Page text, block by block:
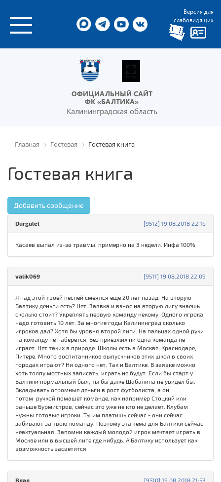
Версия для
слабовидящих
ОФИЦИАЛЬНЫЙ САЙТ
ФК «БАЛТИКА»
Калининградская область
Главная Гостевая Гостевая книга
Гостевая книга
Добавить сообщение
[9512] 19.08.2018 22:16
Durgulel
Касаев выпал из-за травмы, примерно на 3 недели. Инфа 100%
[9511] 19.08.2018 22:09
valik069
Я над этой твоей песней смеялся еще 20 лет назад. На вторую
Балтику деньги есть? Нет. Заявка и взнос на вторую лигу знаешь
сколько стоит? Укреплять первую команду некому. Одного игрока
надо готовить 10 лет. За многие годы Калининград сколько
игроков дал? Хотя бы уровня второй лиги. На пальцах одной руки
на команду не наберётся. Без приезжих ни одна команда не
играет. Нет таких в природе. Школы есть в Москве, Краснодаре,
Питере. Много воспитанников выпускников этих школ в своих
городах играют? Ни одного нет. Так и Балтике. В заявке можно
хоть толпу местных записать, играть не будут. Если бы старт у
Балтики нормальный был, ты бы даже Шабалина не увидел бы.
Вкладывать огромные деньги в рост футболиста, а он
потом ручкой помашет команде, как например Стоцкий или
раньше Бурмистров, сейчас это уже не кто не делает. Клубам
нужны готовые игроки. Ты им платишь сейчас - они сейчас
забивают за твою команду. Поэтому эта тема для Балтики сейчас
неактуальная. Запомни каждый молодой игрок мечтает играть в
Москве или в высшей лиге где нибудь. А Балтику использует как
возможность засветится.
[9510] 19.08.2018 21:53
Влад